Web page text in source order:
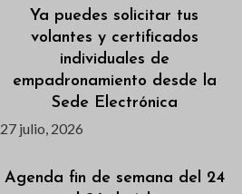
Ya puedes solicitar tus
volantes y certificados
individuales de
empadronamiento desde la
Sede Electrónica
27 julio, 2026
Agenda fin de semana del 24